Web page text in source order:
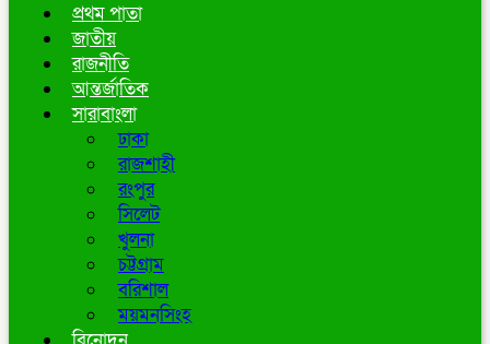
প্রথম পাতা
জাতীয়
রাজনীতি
আন্তর্জাতিক
সারাবাংলা
ঢাকা
রাজশাহী
রংপুর
সিলেট
খুলনা
চট্টগ্রাম
বরিশাল
ময়মনসিংহ